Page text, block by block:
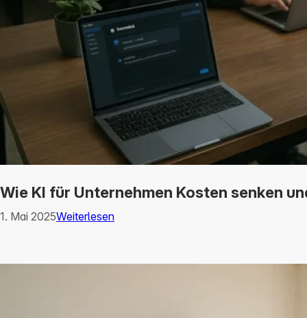
Wie KI für Unternehmen Kosten senken
1. Mai 2025Weiterlesen